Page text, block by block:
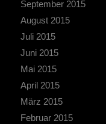
September 2015
August 2015
Juli 2015
Juni 2015
Mai 2015
April 2015
März 2015
Februar 2015